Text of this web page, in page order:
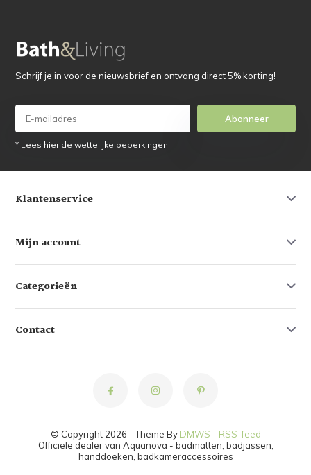
Schrijf je in voor de nieuwsbrief en ontvang direct 5% korting!
Abonneer
* Lees hier de wettelijke beperkingen
Klantenservice
Mijn account
Categorieën
Contact
© Copyright 2026 - Theme By DMWS - RSS-feed
Officiële dealer van Aquanova - badmatten, badjassen,
handdoeken, badkameraccessoires